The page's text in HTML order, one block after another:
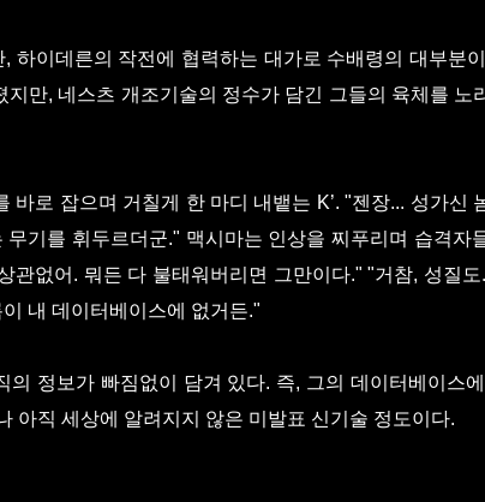
하이데른의 작전에 협력하는 대가로 수배령의 대부분
만, 네스츠 개조기술의 정수가 담긴 그들의 육체를 노
바로 잡으며 거칠게 한 마디 내뱉는 K’. "젠장... 성가신
기를 휘두르더군." 맥시마는 인상을 찌푸리며 습격자
관없어. 뭐든 다 불태워버리면 그만이다." "거참, 성질
내 데이터베이스에 없거든."
의 정보가 빠짐없이 담겨 있다. 즉, 그의 데이터베이스
아직 세상에 알려지지 않은 미발표 신기술 정도이다.